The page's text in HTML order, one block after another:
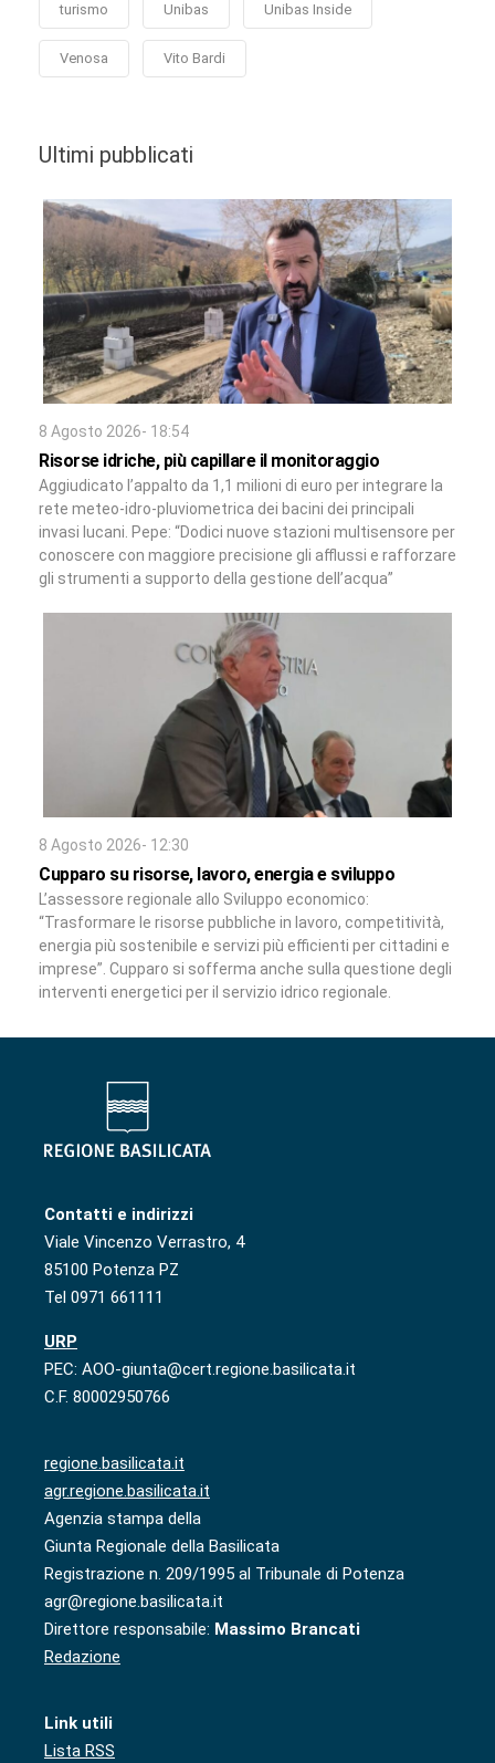
turismo Unibas Unibas Inside
Venosa Vito Bardi
Ultimi pubblicati
8 Agosto 2026- 18:54
Risorse idriche, più capillare il monitoraggio
Aggiudicato l’appalto da 1,1 milioni di euro per integrare la
rete meteo-idro-pluviometrica dei bacini dei principali
invasi lucani. Pepe: “Dodici nuove stazioni multisensore per
conoscere con maggiore precisione gli afflussi e rafforzare
gli strumenti a supporto della gestione dell’acqua”
8 Agosto 2026- 12:30
Cupparo su risorse, lavoro, energia e sviluppo
L’assessore regionale allo Sviluppo economico:
“Trasformare le risorse pubbliche in lavoro, competitività,
energia più sostenibile e servizi più efficienti per cittadini e
imprese”. Cupparo si sofferma anche sulla questione degli
interventi energetici per il servizio idrico regionale.
Contatti e indirizzi
Viale Vincenzo Verrastro, 4
85100 Potenza PZ
Tel 0971 661111
URP
PEC: AOO-giunta@cert.regione.basilicata.it
C.F. 80002950766
regione.basilicata.it
agr.regione.basilicata.it
Agenzia stampa della
Giunta Regionale della Basilicata
Registrazione n. 209/1995 al Tribunale di Potenza
agr@regione.basilicata.it
Direttore responsabile: Massimo Brancati
Redazione
Link utili
Lista RSS